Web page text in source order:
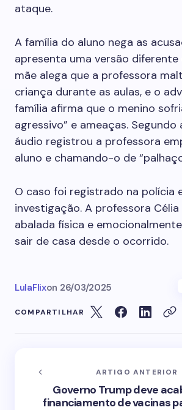
ataque.
A família do aluno nega as
apresenta uma versão
mãe alega que a professora
criança durante as aulas, e o
família afirma que o menino
agressivo” e ameaças. Segundo
áudio registrou a professora
aluno e chamando-o de
O caso foi registrado na polícia
investigação. A professora Célia
abalada física e
sair de casa desde o ocorrido.
LulaFlixon 26/03/2025
COMPARTILHAR
ARTIGO ANTERIOR
Governo Trump deve
financiamento de vacinas